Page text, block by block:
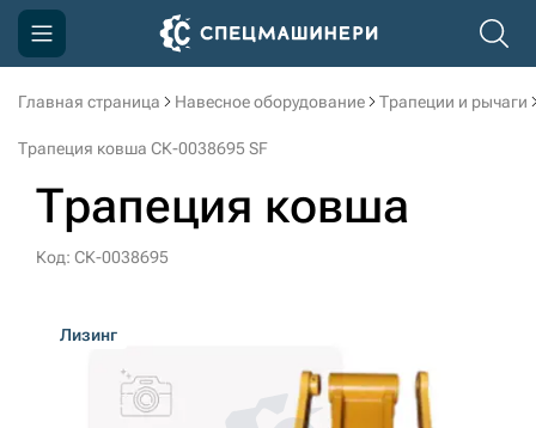
Главная страница Навесное оборудование Трапеции и рычаги
Трапеция ковша СК-0038695 SF
Трапеция ковша
Код: СК-0038695
Лизинг
Компания
Доставка и оплата
Информация
3D тур по производству
3D тур по складам